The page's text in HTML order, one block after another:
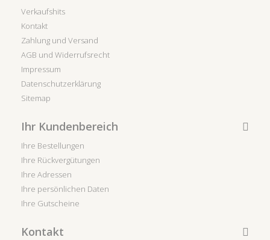
Verkaufshits
Kontakt
Zahlung und Versand
AGB und Widerrufsrecht
Impressum
Datenschutzerklärung
Sitemap
Ihr Kundenbereich
Ihre Bestellungen
Ihre Rückvergütungen
Ihre Adressen
Ihre persönlichen Daten
Ihre Gutscheine
Kontakt